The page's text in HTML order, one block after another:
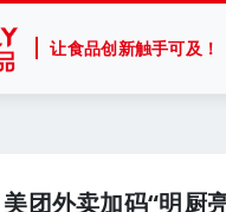
让食品创新触手可及！
美团外卖加码“明厨